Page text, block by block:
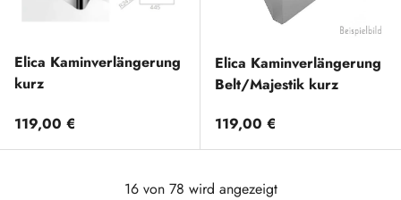
Elica Kaminverlängerung
kurz
Normaler Preis
119,00 €
Elica Kaminverlängerung
Belt/Majestik kurz
Normaler Preis
119,00 €
16 von 78 wird angezeigt